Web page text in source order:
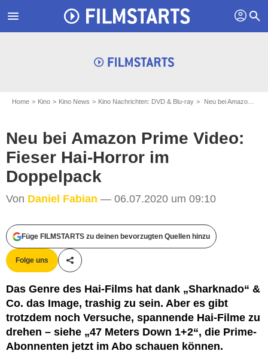
menu profil search
Home Kino Kino News Kino Nachrichten: DVD & Blu-ray Neu bei Amazon Prime Video: Fieser Hai-Horror im Doppelpack
Neu bei Amazon Prime Video:
Fieser Hai-Horror im
Doppelpack
Von Daniel Fabian — 06.07.2020 um 09:10
Füge FILMSTARTS zu deinen bevorzugten Quellen hinzu
Folge uns
Teile diesen Artikel
Das Genre des Hai-Films hat dank „Sharknado“ &
Co. das Image, trashig zu sein. Aber es gibt
trotzdem noch Versuche, spannende Hai-Filme zu
drehen – siehe „47 Meters Down 1+2“, die Prime-
Abonnenten jetzt im Abo schauen können.